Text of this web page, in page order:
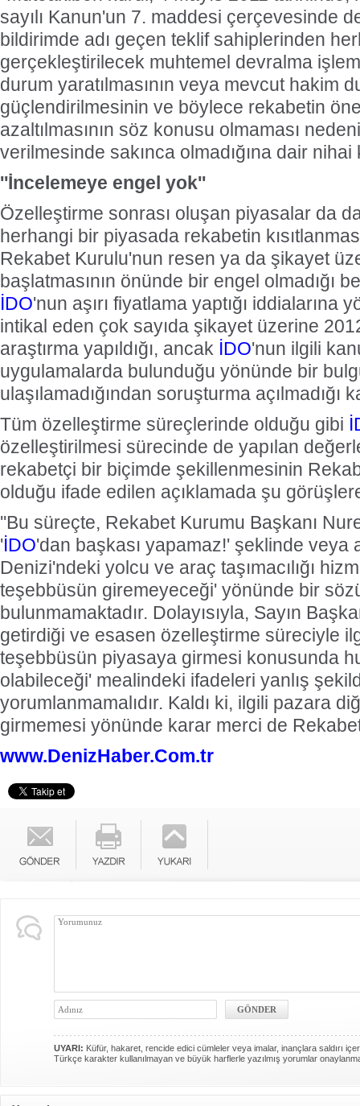
sayılı Kanun'un 7. maddesi çerçevesinde
bildirimde adı geçen teklif sahiplerinden
gerçekleştirilecek muhtemel devralma
durum yaratılmasının veya mevcut hakim
güçlendirilmesinin ve böylece rekabetin
azaltılmasının söz konusu olmaması
verilmesinde sakınca olmadığına dair nihai
''İncelemeye engel yok''
Özelleştirme sonrası oluşan piyasalar da
herhangi bir piyasada rekabetin
Rekabet Kurulu'nun resen ya da şikayet
başlatmasının önünde bir engel olmadığı
İDO'nun aşırı fiyatlama yaptığı iddialarına
intikal eden çok sayıda şikayet üzerine
araştırma yapıldığı, ancak İDO'nun ilgili
uygulamalarda bulunduğu yönünde bir
ulaşılamadığından soruşturma açılmadığı
Tüm özelleştirme süreçlerinde olduğu gibi
özelleştirilmesi sürecinde de yapılan
rekabetçi bir biçimde şekillenmesinin
olduğu ifade edilen açıklamada şu
''Bu süreçte, Rekabet Kurumu Başkanı
'İDO'dan başkası yapamaz!' şeklinde veya
Denizi'ndeki yolcu ve araç taşımacılığı
teşebbüsün giremeyeceği' yönünde bir
bulunmamaktadır. Dolayısıyla, Sayın
getirdiği ve esasen özelleştirme süreciyle
teşebbüsün piyasaya girmesi konusunda
olabileceği' mealindeki ifadeleri yanlış
yorumlanmamalıdır. Kaldı ki, ilgili pazara
girmemesi yönünde karar merci de
www.DenizHaber.Com.tr
UYARI: Küfür, hakaret, rencide edici cümleler veya imalar, inançlara saldırı
Türkçe karakter kullanılmayan ve büyük harflerle yazılmış yorumlar